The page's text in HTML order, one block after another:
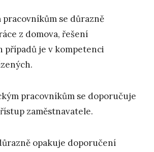
pracovníkům se důrazně
z domova, řešení
je v kompetenci
pracovníkům se doporučuje
zaměstnavatele.
opakuje doporučení